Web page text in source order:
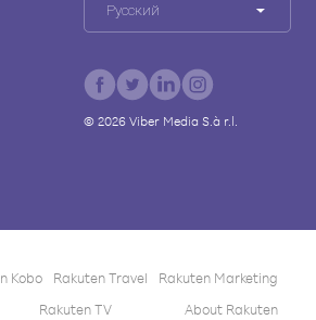
Русский
© 2026Viber Media S.à r.l.
Kobo Rakuten Travel
Rakuten Marketing
Rakuten TV About Rakuten